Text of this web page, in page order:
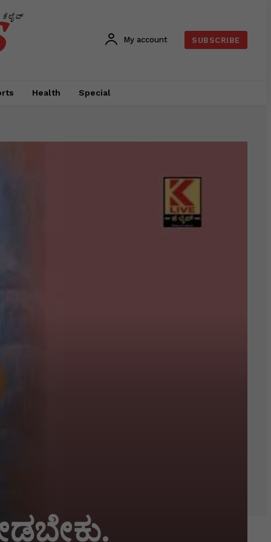
ಕೆಲೈವ್
My account SUBSCRIBE
Health Special